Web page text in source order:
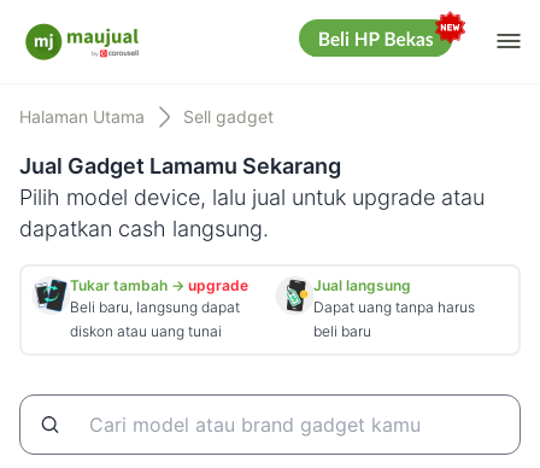
Maujual
Halaman Utama Sell gadget
Jual Gadget Lamamu Sekarang
Pilih model device, lalu jual untuk upgrade atau
dapatkan cash langsung.
Tukar tambah → upgrade
Beli baru, langsung dapat
diskon atau uang tunai
Jual langsung
Dapat uang tanpa harus
beli baru